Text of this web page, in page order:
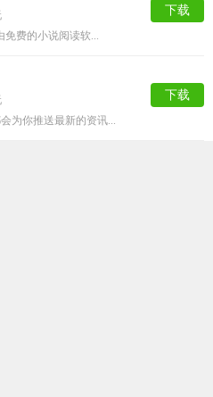
免费的小说阅读软...
下载
为你推送最新的资讯...
下载